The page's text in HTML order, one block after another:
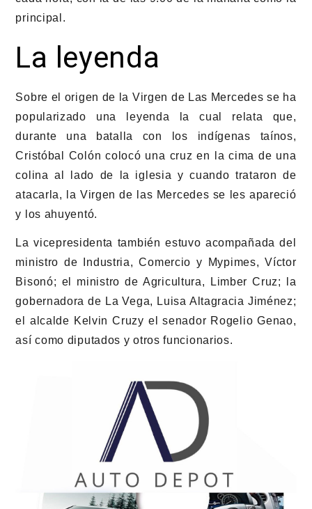
principal.
La leyenda
Sobre el origen de la Virgen de Las Mercedes se ha
popularizado una leyenda la cual relata que,
durante una batalla con los indígenas taínos,
Cristóbal Colón colocó una cruz en la cima de una
colina al lado de la iglesia y cuando trataron de
atacarla, la Virgen de las Mercedes se les apareció
y los ahuyentó.
La vicepresidenta también estuvo acompañada del
ministro de Industria, Comercio y Mypimes, Víctor
Bisonó; el ministro de Agricultura, Limber Cruz; la
gobernadora de La Vega, Luisa Altagracia Jiménez;
el alcalde Kelvin Cruzy el senador Rogelio Genao,
así como diputados y otros funcionarios.